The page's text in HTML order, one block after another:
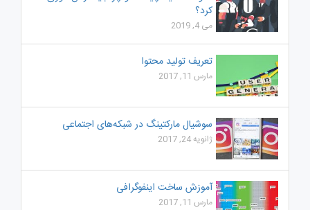
کرد؟
می 4, 2019
تعریف تولید محتوا
مارس 11, 2017
سوشیال مارکتینگ در شبکه‌های اجتماعی
ژانویه 24, 2017
آموزش ساخت اینفوگرافی
مارس 11, 2017